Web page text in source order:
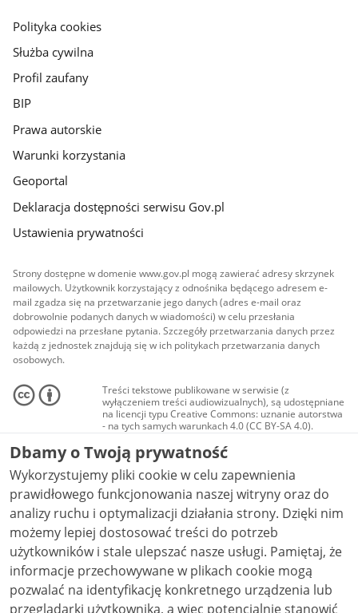
gov.pl
Polityka cookies
Służba cywilna
Profil zaufany
BIP
Prawa autorskie
Warunki korzystania
Geoportal
Deklaracja dostępności serwisu Gov.pl
Ustawienia prywatności
Strony dostępne w domenie www.gov.pl mogą zawierać adresy skrzynek
mailowych. Użytkownik korzystający z odnośnika będącego adresem e-
mail zgadza się na przetwarzanie jego danych (adres e-mail oraz
dobrowolnie podanych danych w wiadomości) w celu przesłania
odpowiedzi na przesłane pytania. Szczegóły przetwarzania danych przez
każdą z jednostek znajdują się w ich politykach przetwarzania danych
osobowych.
Treści tekstowe publikowane w serwisie (z
wyłączeniem treści audiowizualnych), są udostępniane
na licencji typu Creative Commons: uznanie autorstwa
- na tych samych warunkach 4.0 (CC BY-SA 4.0).
Materiały audiowizualne, w tym zdjęcia, materiały
audio i wideo, są udostępniane na licencji typu
Creative Commons: uznanie autorstwa użycie
niekomercyjne - bez utworów zależnych 4.0 (CC BY-
NC-ND 4.0), o ile nie jest to stwierdzone inaczej.
Dbamy o Twoją prywatność
Wykorzystujemy pliki cookie w celu zapewnienia
prawidłowego funkcjonowania naszej witryny oraz do
analizy ruchu i optymalizacji działania strony. Dzięki nim
możemy lepiej dostosować treści do potrzeb
użytkowników i stale ulepszać nasze usługi. Pamiętaj, że
informacje przechowywane w plikach cookie mogą
pozwalać na identyfikację konkretnego urządzenia lub
przeglądarki użytkownika, a więc potencjalnie stanowić